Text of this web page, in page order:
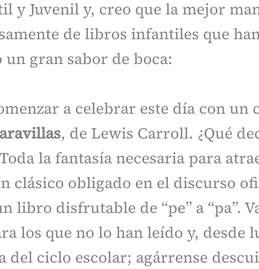
y Juvenil y, creo que la mejor
de libros infantiles que
gran sabor de boca:
a celebrar este día con un
, de Lewis Carroll. ¿Qué
la fantasía necesaria para
clásico obligado en el discurso
libro disfrutable de “pe” a “pa”.
los que no lo han leído y, desde
del ciclo escolar; agárrense